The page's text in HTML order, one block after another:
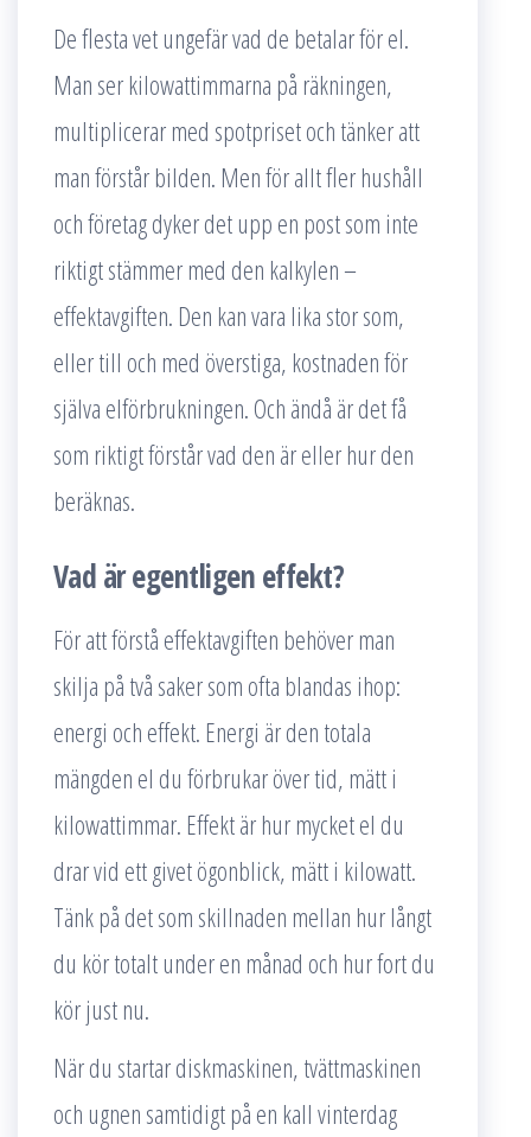
De flesta vet ungefär vad de betalar för el.
Man ser kilowattimmarna på räkningen,
multiplicerar med spotpriset och tänker att
man förstår bilden. Men för allt fler hushåll
och företag dyker det upp en post som inte
riktigt stämmer med den kalkylen –
effektavgiften. Den kan vara lika stor som,
eller till och med överstiga, kostnaden för
själva elförbrukningen. Och ändå är det få
som riktigt förstår vad den är eller hur den
beräknas.
Vad är egentligen effekt?
För att förstå effektavgiften behöver man
skilja på två saker som ofta blandas ihop:
energi och effekt. Energi är den totala
mängden el du förbrukar över tid, mätt i
kilowattimmar. Effekt är hur mycket el du
drar vid ett givet ögonblick, mätt i kilowatt.
Tänk på det som skillnaden mellan hur långt
du kör totalt under en månad och hur fort du
kör just nu.
När du startar diskmaskinen, tvättmaskinen
och ugnen samtidigt på en kall vinterdag